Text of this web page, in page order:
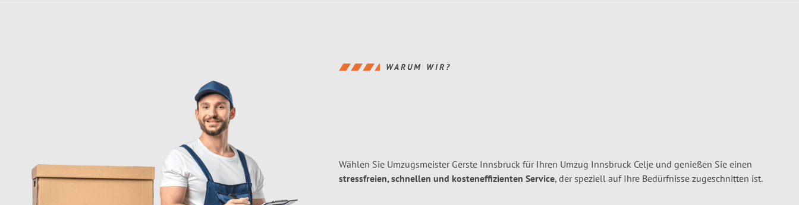
WARUM WIR?
Wählen Sie Umzugsmeister Gerste Innsbruck für Ihren Umzug Innsbruck Celje und genießen Sie einen
stressfreien, schnellen und kosteneffizienten Service, der speziell auf Ihre Bedürfnisse zugeschnitten ist.